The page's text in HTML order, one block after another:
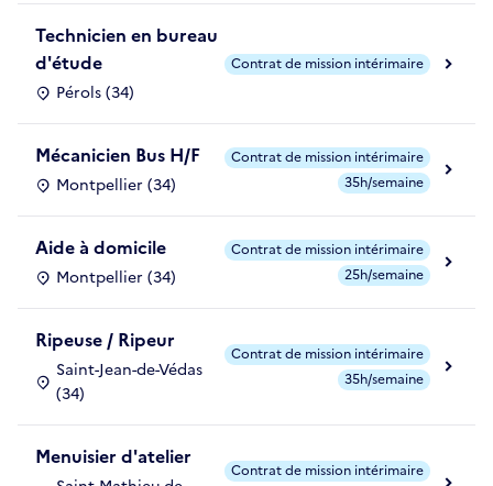
Technicien en bureau
d'étude
Pérols (34)
Contrat de mission intérimaire
Mécanicien Bus H/F
Montpellier (34)
Contrat de mission intérimaire
35h/semaine
Aide à domicile
Montpellier (34)
Contrat de mission intérimaire
25h/semaine
Ripeuse / Ripeur
Saint-Jean-de-Védas
(34)
Contrat de mission intérimaire
35h/semaine
Menuisier d'atelier
Contrat de mission intérimaire